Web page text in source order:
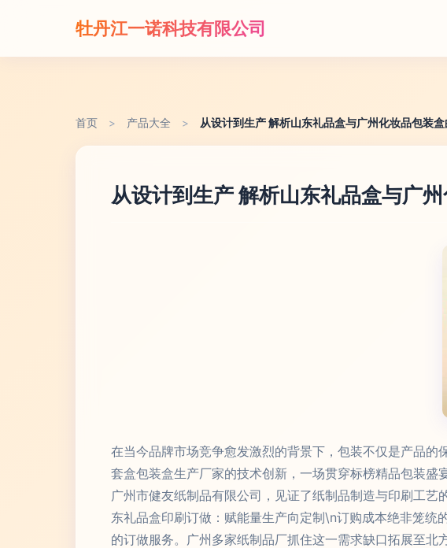
牡丹江一诺科技有限公司
首页 > 产品大全 > 从设计到生产 解析山东礼品盒与广州化妆品包装
从设计到生产 解析山东礼品盒与广
在当今品牌市场竞争愈发激烈的背景下，包装不仅是产品
套盒包装盒生产厂家的技术创新，一场贯穿标榜精品包装
广州市健友纸制品有限公司，见证了纸制品制造与印刷工
东礼品盒印刷订做：赋能量生产向定制\n订购成本绝非笼
的订做服务。广州多家纸制品厂抓住这一需求缺口拓展至